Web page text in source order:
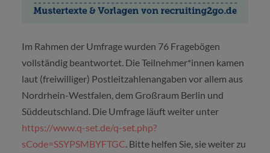
Im Rahmen der Umfrage wurden 76 Fragebögen
vollständig beantwortet. Die Teilnehmer*innen kamen
laut (freiwilliger) Postleitzahlenangaben vor allem aus
Nordrhein-Westfalen, dem Großraum Berlin und
Süddeutschland. Die Umfrage läuft weiter unter
https://www.q-set.de/q-set.php?
sCode=SSYPSMBYFTGC . Bitte helfen Sie, sie weiter zu